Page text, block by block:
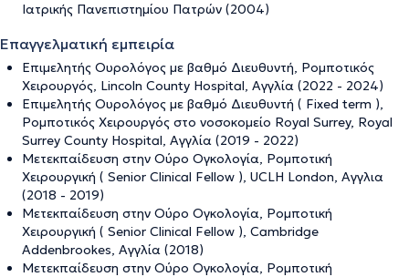
Ιατρικής Πανεπιστημίου Πατρών (2004)
Επαγγελματική εμπειρία
Επιμελητής Ουρολόγος με βαθμό Διευθυντή, Ρομποτικός
Χειρουργός, Lincoln County Hospital, Αγγλία (2022 - 2024)
Επιμελητής Ουρολόγος με βαθμό Διευθυντή ( Fixed term ),
Ρομποτικός Χειρουργός στο νοσοκομείο Royal Surrey, Royal
Surrey County Hospital, Αγγλία (2019 - 2022)
Μετεκπαίδευση στην Ούρο Ογκολογία, Ρομποτική
Χειρουργική ( Senior Clinical Fellow ), UCLH London, Αγγλια
(2018 - 2019)
Μετεκπαίδευση στην Ούρο Ογκολογία, Ρομποτική
Χειρουργική ( Senior Clinical Fellow ), Cambridge
Addenbrookes, Αγγλία (2018)
Μετεκπαίδευση στην Ούρο Ογκολογία, Ρομποτική